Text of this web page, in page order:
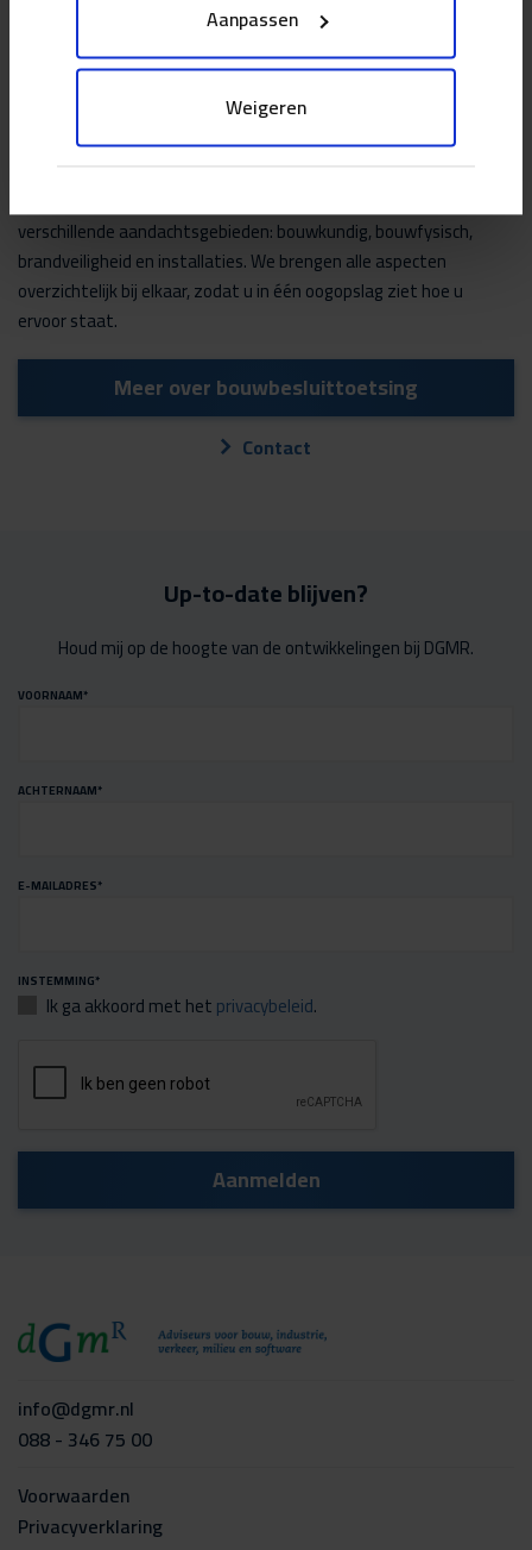
Aanpassen
Weigeren
verschillende aandachtsgebieden: bouwkundig, bouwfysisch,
brandveiligheid en installaties. We brengen alle aspecten
overzichtelijk bij elkaar, zodat u in één oogopslag ziet hoe u
ervoor staat.
Meer over bouwbesluittoetsing
Contact
Up-to-date blijven?
Houd mij op de hoogte van de ontwikkelingen bij DGMR.
VOORNAAM*
ACHTERNAAM*
E-MAILADRES*
INSTEMMING*
Ik ga akkoord met hetprivacybeleid.
info@dgmr.nl
088 - 346 75 00
Voorwaarden
Privacyverklaring